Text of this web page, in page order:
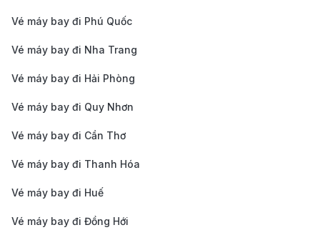
Chuẩn bị visa Trung Quốc
Trung Quốc, vì vậy bạn cần có visa Trung Quốc
hợp lệ trước khi bay. Nếu quá cảnh tại thành phố
190 Booking - Dịch vụ đặt vé máy
bay uy tín
Với những lợi ích vượt trội, 190 Booking chính là lựa
chọn hàng đầu cho những ai muốn đặt vé máy bay dễ
Vé máy bay đi Phú Quốc
Vé máy bay đi Nha Trang
Vé máy bay đi Hải Phòng
Vé máy bay đi Quy Nhơn
Vé máy bay đi Cần Thơ
Vé máy bay đi Thanh Hóa
Vé máy bay đi Huế
Vé máy bay đi Đồng Hới